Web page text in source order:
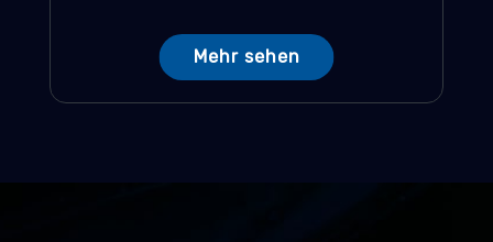
Mehr sehen